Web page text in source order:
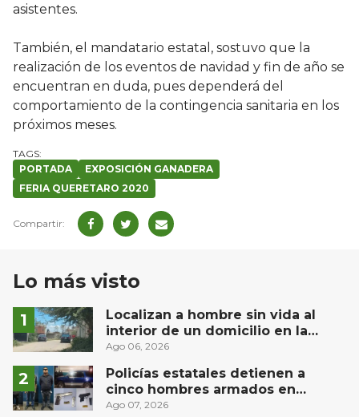
asistentes.
También, el mandatario estatal, sostuvo que la
realización de los eventos de navidad y fin de año se
encuentran en duda, pues dependerá del
comportamiento de la contingencia sanitaria en los
próximos meses.
PORTADA
EXPOSICIÓN GANADERA
FERIA QUERETARO 2020
Lo más visto
Localizan a hombre sin vida al
interior de un domicilio en la
comunidad El Rodeo, San Juan del
Ago 06, 2026
Policías estatales detienen a
cinco hombres armados en
Puebla capital
Ago 07, 2026